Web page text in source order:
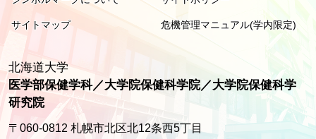
北海道大学
医学部保健学科／大学院保健科学院／大学院保健科学
研究院
〒060-0812 札幌市北区北12条西5丁目
サイトマップ 危機管理マニュアル(学内限定)